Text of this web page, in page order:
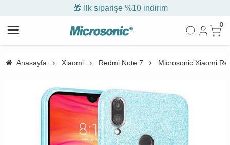
🎁 İlk siparişe %10 indirim
0
Anasayfa Xiaomi Redmi Note 7 Microsonic Xiaomi